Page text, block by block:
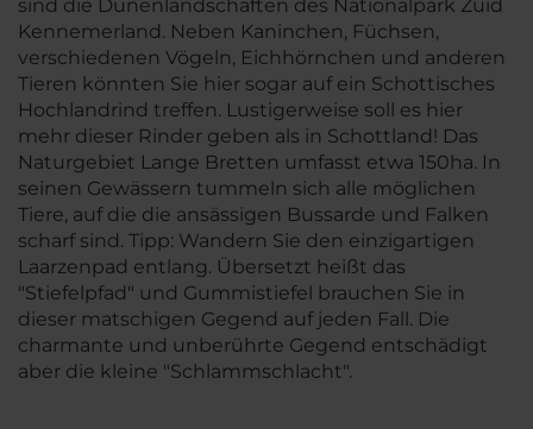
sind die Dünenlandschaften des Nationalpark Zuid
Kennemerland. Neben Kaninchen, Füchsen,
verschiedenen Vögeln, Eichhörnchen und anderen
Tieren könnten Sie hier sogar auf ein Schottisches
Hochlandrind treffen. Lustigerweise soll es hier
mehr dieser Rinder geben als in Schottland! Das
Naturgebiet Lange Bretten umfasst etwa 150ha. In
seinen Gewässern tummeln sich alle möglichen
Tiere, auf die die ansässigen Bussarde und Falken
scharf sind. Tipp: Wandern Sie den einzigartigen
Laarzenpad entlang. Übersetzt heißt das
"Stiefelpfad" und Gummistiefel brauchen Sie in
dieser matschigen Gegend auf jeden Fall. Die
charmante und unberührte Gegend entschädigt
aber die kleine "Schlammschlacht".